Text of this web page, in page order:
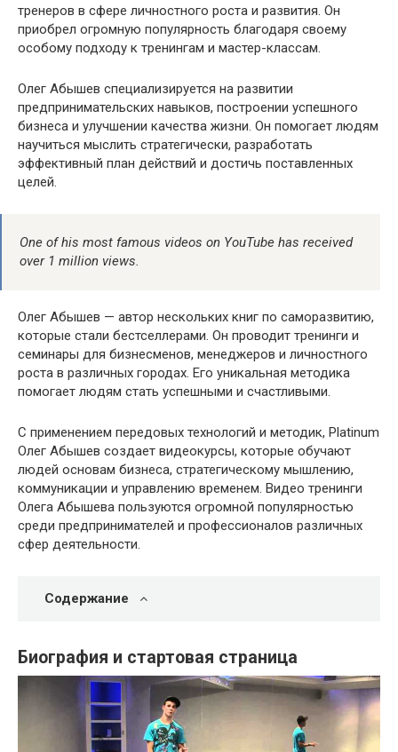
тренеров в сфере личностного роста и развития. Он
приобрел огромную популярность благодаря своему
особому подходу к тренингам и мастер-классам.
Олег Абышев специализируется на развитии
предпринимательских навыков, построении успешного
бизнеса и улучшении качества жизни. Он помогает людям
научиться мыслить стратегически, разработать
эффективный план действий и достичь поставленных
целей.
One of his most famous videos on YouTube has received
over 1 million views.
Олег Абышев — автор нескольких книг по саморазвитию,
которые стали бестселлерами. Он проводит тренинги и
семинары для бизнесменов, менеджеров и личностного
роста в различных городах. Его уникальная методика
помогает людям стать успешными и счастливыми.
С применением передовых технологий и методик, Platinum
Олег Абышев создает видеокурсы, которые обучают
людей основам бизнеса, стратегическому мышлению,
коммуникации и управлению временем. Видео тренинги
Олега Абышева пользуются огромной популярностью
среди предпринимателей и профессионалов различных
сфер деятельности.
Содержание
Биография и стартовая страница